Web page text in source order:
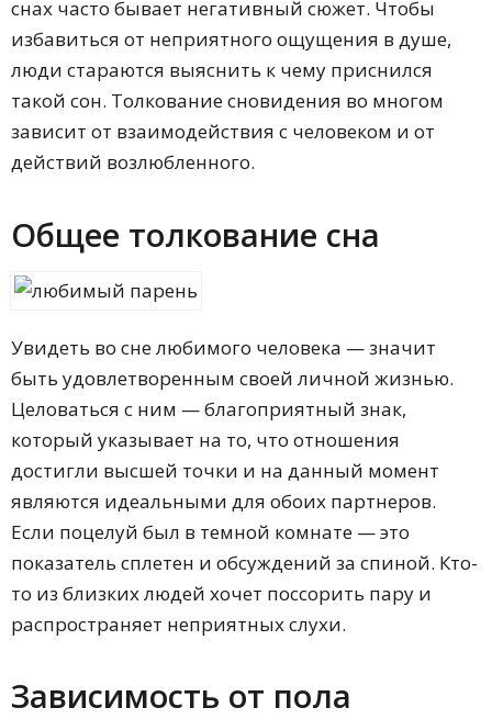
Сонник Ванги
Славянский сонник
Классический сонник
Сонник Малый Велесов
Сонник влюбленных
снах часто бывает негативный сюжет. Чтобы
избавиться от неприятного ощущения в душе,
люди стараются выяснить к чему приснился
такой сон. Толкование сновидения во многом
зависит от взаимодействия с человеком и от
действий возлюбленного.
Общее толкование сна
Увидеть во сне любимого человека — значит
быть удовлетворенным своей личной жизнью.
Целоваться с ним — благоприятный знак,
который указывает на то, что отношения
достигли высшей точки и на данный момент
являются идеальными для обоих партнеров.
Если поцелуй был в темной комнате — это
показатель сплетен и обсуждений за спиной. Кто-
то из близких людей хочет поссорить пару и
распространяет неприятных слухи.
Зависимость от пола